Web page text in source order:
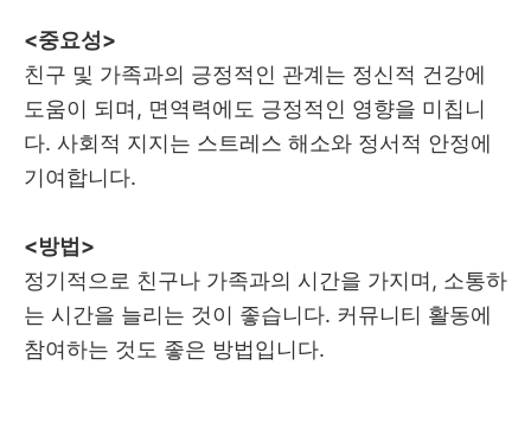
<중요성>
친구 및 가족과의 긍정적인 관계는 정신적 건강에
도움이 되며, 면역력에도 긍정적인 영향을 미칩니
다. 사회적 지지는 스트레스 해소와 정서적 안정에
기여합니다.
<방법>
정기적으로 친구나 가족과의 시간을 가지며, 소통하
는 시간을 늘리는 것이 좋습니다. 커뮤니티 활동에
참여하는 것도 좋은 방법입니다.